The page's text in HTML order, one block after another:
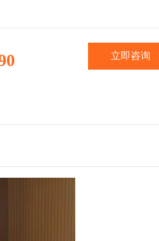
立即咨询